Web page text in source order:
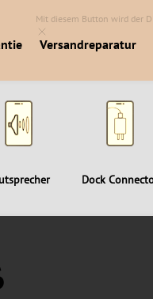
Versandreparatur
Dock
Mit diesem Button wird der